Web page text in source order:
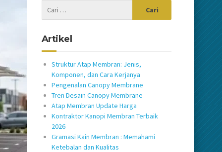
Artikel
Struktur Atap Membran: Jenis,
Komponen, dan Cara Kerjanya
Pengenalan Canopy Membrane
Tren Desain Canopy Membrane
Atap Membran Update Harga
Kontraktor Kanopi Membran Terbaik
2026
Gramasi Kain Membran : Memahami
Ketebalan dan Kualitas